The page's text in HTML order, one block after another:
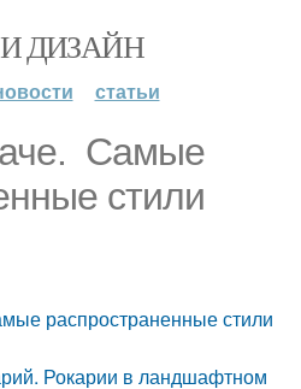
ДИЗАЙН
статьи
Самые
стили
распространенные стили
Рокарии в ландшафтном